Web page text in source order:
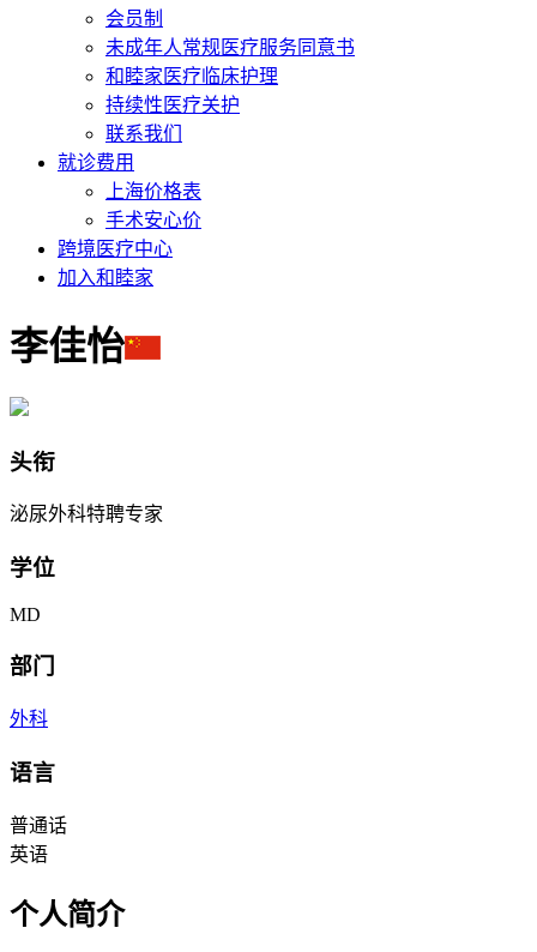
会员制
未成年人常规医疗服务同意书
和睦家医疗临床护理
持续性医疗关护
联系我们
就诊费用
上海价格表
手术安心价
跨境医疗中心
加入和睦家
李佳怡
头衔
泌尿外科特聘专家
学位
MD
部门
外科
语言
普通话
英语
个人简介